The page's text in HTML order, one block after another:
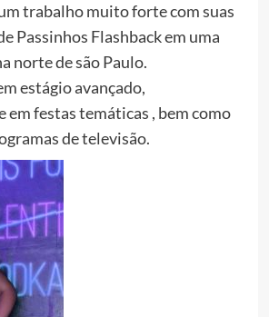
trabalho muito forte com suas
Passinhos Flashback em uma
norte de são Paulo.
estágio avançado,
em festas temáticas , bem como
de televisão.